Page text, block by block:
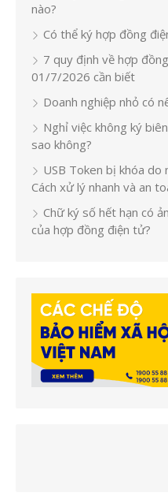
nào?
Có thể ký hợp đồng
7 quy định về hợp
01/7/2026 cần biết
Doanh nghiệp nhỏ có
Nghỉ việc không ký
sao không?
USB Token bị khóa do
Cách xử lý nhanh và an
Chữ ký số hết hạn có
của hợp đồng điện tử?